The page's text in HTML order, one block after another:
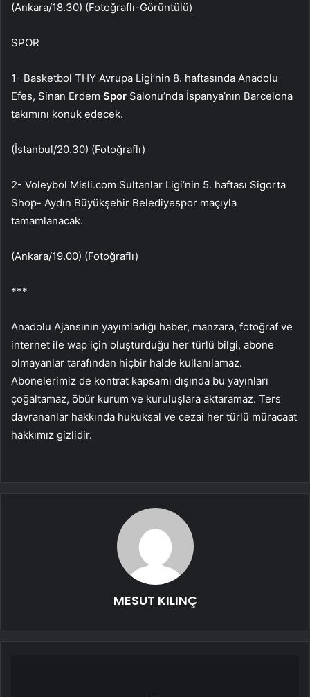
(Ankara/18.30) (Fotoğraflı-Görüntülü)
SPOR
1- Basketbol THY Avrupa Ligi’nin 8. haftasında Anadolu
Efes, Sinan Erdem Spor Salonu’nda İspanya’nın Barcelona
takımını konuk edecek.
(İstanbul/20.30) (Fotoğraflı)
2- Voleybol Misli.com Sultanlar Ligi’nin 5. haftası Sigorta
Shop- Aydın Büyükşehir Belediyespor maçıyla
tamamlanacak.
(Ankara/19.00) (Fotoğraflı)
***
Anadolu Ajansının yayımladığı haber, manzara, fotoğraf ve
internet ile wap için oluşturduğu her türlü bilgi, abone
olmayanlar tarafından hiçbir halde kullanılamaz.
Abonelerimiz de kontrat kapsamı dışında bu yayınları
çoğaltamaz, öbür kurum ve kuruluşlara aktaramaz. Ters
davrananlar hakkında hukuksal ve cezai her türlü müracaat
hakkımız gizlidir.
MESUT KILINÇ